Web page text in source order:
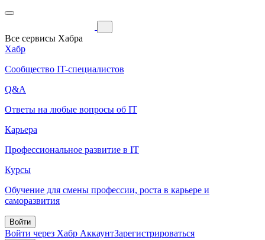
Все сервисы Хабра
Хабр
Сообщество IT-специалистов
Q&A
Ответы на любые вопросы об IT
Карьера
Профессиональное развитие в IT
Курсы
Обучение для смены профессии, роста в карьере и
саморазвития
Войти
Войти через Хабр АккаунтЗарегистрироваться